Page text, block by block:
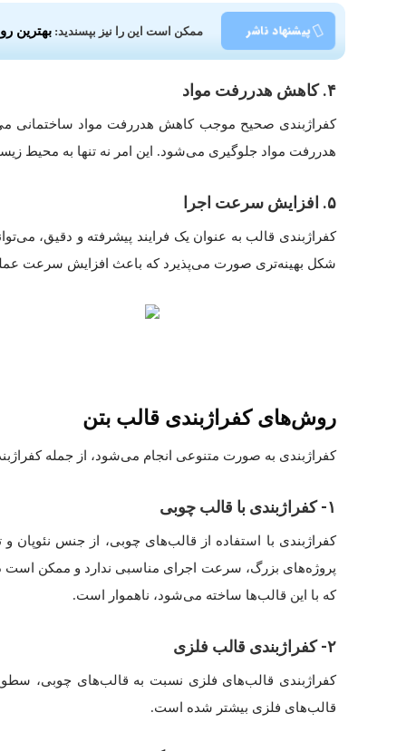
پیشنهاد ناشر ممکن است این را نیز بپسندید: بهترین
۴.کاهش هدررفت مواد
کفراژبندی صحیح موجب کاهش هدررفت مواد ساختمانی
هدررفت مواد جلوگیری می‌شود. این امر نه تنها به محیط
۵. افزایش سرعت اجرا
کفراژبندی قالب به عنوان یک فرایند پیشرفته و دقیق،
شکل بهینه‌تری صورت می‌پذیرد که باعث افزایش سرعت
روش‌های کفراژبندی قالب بتن
کفراژبندی به صورت متنوعی انجام می‌شود، از جمله
۱- کفراژبندی با قالب چوبی
کفراژبندی با استفاده از قالب‌های چوبی، از جنس نئوپان
پروژه‌های بزرگ، سرعت اجرای مناسبی ندارد و ممکن است
که با این قالب‌ها ساخته می‌شود، ناهموار است.
۲- کفراژبندی قالب فلزی
کفراژبندی قالب‌های فلزی نسبت به قالب‌های چوبی،
قالب‌های فلزی بیشتر شده است.